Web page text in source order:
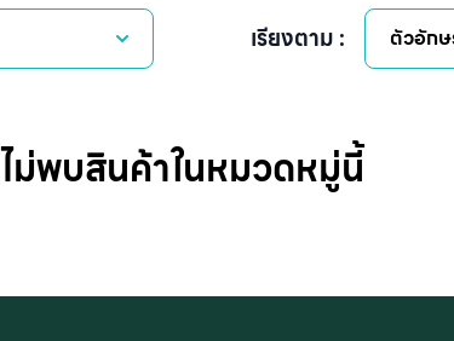
เรียงตาม : ตัวอัก
ไม่พบสินค้าในหมวดหมู่นี้